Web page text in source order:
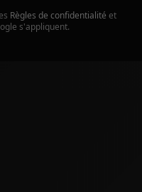
Règles de confidentialité et
s'appliquent.